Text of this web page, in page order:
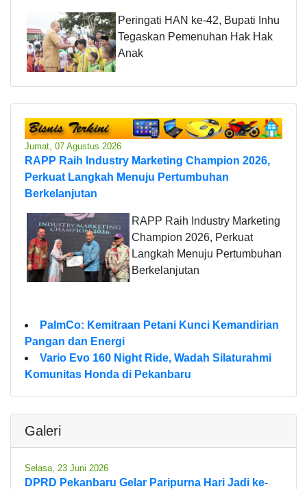
Peringati HAN ke-42, Bupati Inhu
Tegaskan Pemenuhan Hak Hak
Anak
Jumat, 07 Agustus 2026
RAPP Raih Industry Marketing Champion 2026,
Perkuat Langkah Menuju Pertumbuhan
Berkelanjutan
RAPP Raih Industry Marketing
Champion 2026, Perkuat
Langkah Menuju Pertumbuhan
Berkelanjutan
PalmCo: Kemitraan Petani Kunci Kemandirian
Pangan dan Energi
Vario Evo 160 Night Ride, Wadah Silaturahmi
Komunitas Honda di Pekanbaru
Galeri
Selasa, 23 Juni 2026
DPRD Pekanbaru Gelar Paripurna Hari Jadi ke-